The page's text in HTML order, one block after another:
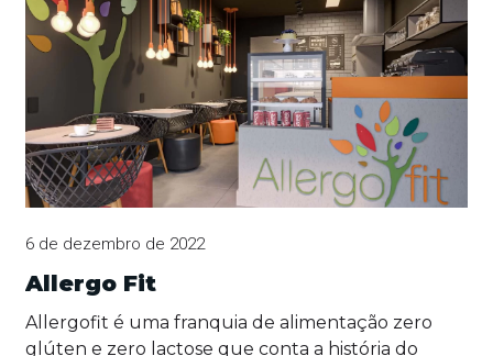
6 de dezembro de 2022
Allergo Fit
Allergofit é uma franquia de alimentação zero
glúten e zero lactose que conta a história do